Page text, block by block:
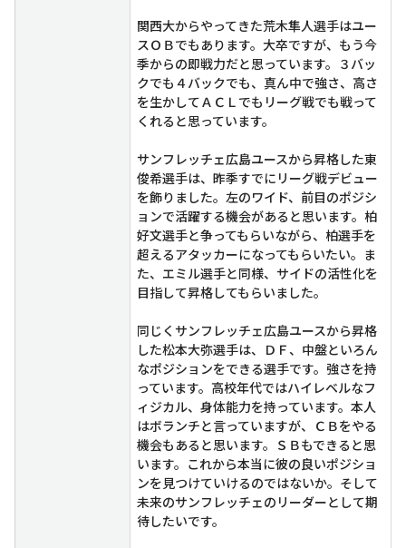
関西大からやってきた荒木隼人選手はユー
スＯＢでもあります。大卒ですが、もう今
季からの即戦力だと思っています。３バッ
クでも４バックでも、真ん中で強さ、高さ
を生かしてＡＣＬでもリーグ戦でも戦って
くれると思っています。
サンフレッチェ広島ユースから昇格した東
俊希選手は、昨季すでにリーグ戦デビュー
を飾りました。左のワイド、前目のポジシ
ョンで活躍する機会があると思います。柏
好文選手と争ってもらいながら、柏選手を
超えるアタッカーになってもらいたい。ま
た、エミル選手と同様、サイドの活性化を
目指して昇格してもらいました。
同じくサンフレッチェ広島ユースから昇格
した松本大弥選手は、ＤＦ、中盤といろん
なポジションをできる選手です。強さを持
っています。高校年代ではハイレベルなフ
ィジカル、身体能力を持っています。本人
はボランチと言っていますが、ＣＢをやる
機会もあると思います。ＳＢもできると思
います。これから本当に彼の良いポジショ
ンを見つけていけるのではないか。そして
未来のサンフレッチェのリーダーとして期
待したいです。